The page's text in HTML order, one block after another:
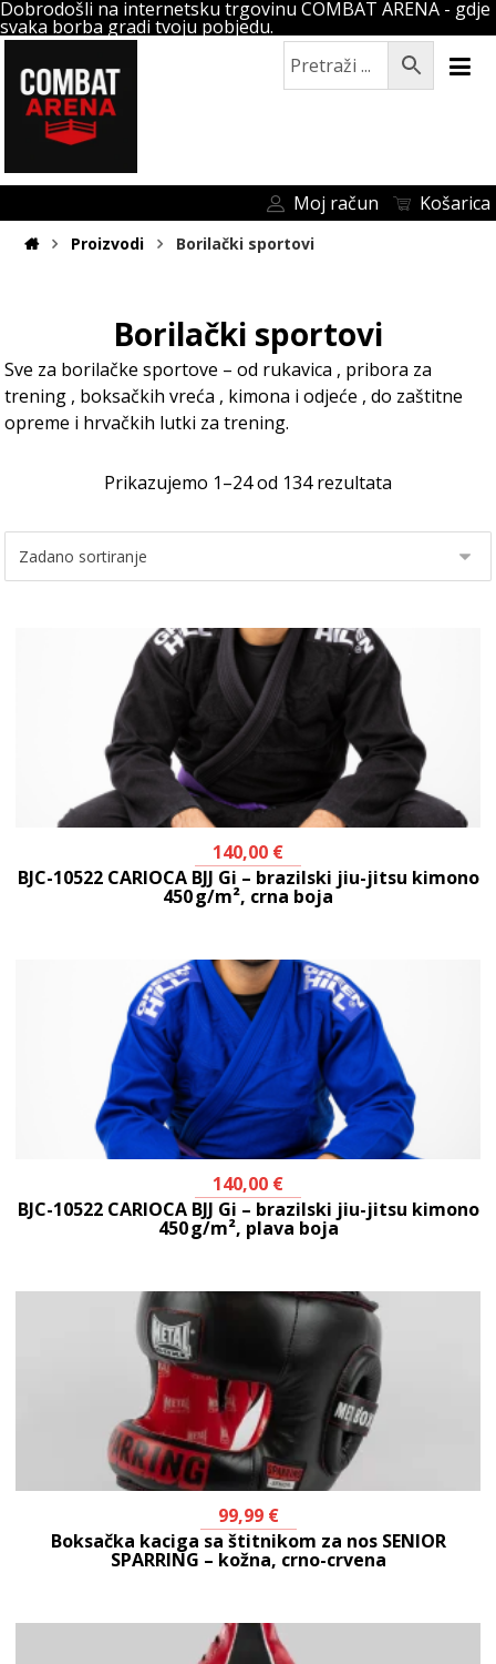
Dobrodošli na internetsku trgovinu COMBAT ARENA - gdje
svaka borba gradi tvoju pobjedu.
Moj račun Košarica
Proizvodi Borilački sportovi
Borilački sportovi
Sve za borilačke sportove – od rukavica , pribora za
trening , boksačkih vreća , kimona i odjeće , do zaštitne
opreme i hrvačkih lutki za trening.
Prikazujemo 1–24 od 134 rezultata
140,00 €
BJC-10522 CARIOCA BJJ Gi – brazilski jiu-jitsu kimono
450 g/m², crna boja
140,00 €
BJC-10522 CARIOCA BJJ Gi – brazilski jiu-jitsu kimono
450 g/m², plava boja
99,99 €
Boksačka kaciga sa štitnikom za nos SENIOR
SPARRING – kožna, crno-crvena